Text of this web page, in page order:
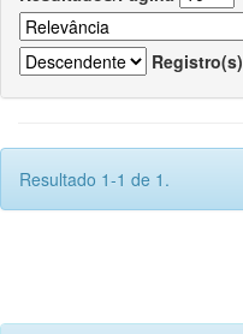
Registro(s)
Resultado 1-1 de 1.